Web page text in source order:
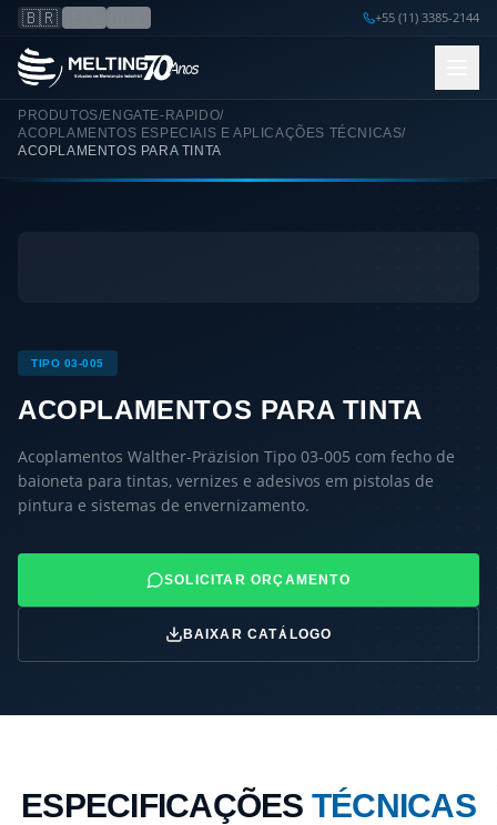
🇧🇷 +55 (11) 3385-2144
PRODUTOS/ENGATE-RAPIDO/
ACOPLAMENTOS ESPECIAIS E APLICAÇÕES TÉCNICAS/
ACOPLAMENTOS PARA TINTA
TIPO 03-005
ACOPLAMENTOS PARA TINTA
Acoplamentos Walther-Präzision Tipo 03-005 com fecho de
baioneta para tintas, vernizes e adesivos em pistolas de
pintura e sistemas de envernizamento.
SOLICITAR ORÇAMENTO
BAIXAR CATÁLOGO
ESPECIFICAÇÕES TÉCNICAS